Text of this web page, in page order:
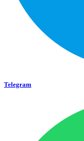
Telegram